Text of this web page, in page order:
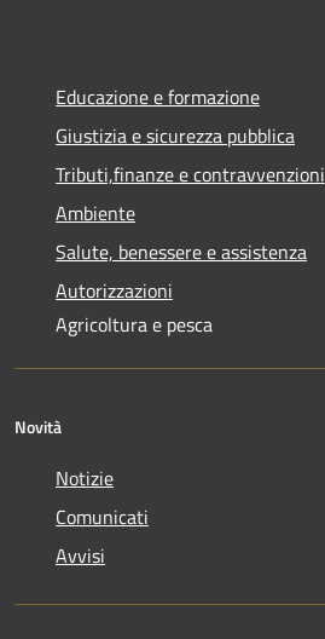
Educazione e formazione
Giustizia e sicurezza pubblica
Tributi,finanze e contravvenzioni
Ambiente
Salute, benessere e assistenza
Autorizzazioni
Agricoltura e pesca
Novità
Notizie
Comunicati
Avvisi